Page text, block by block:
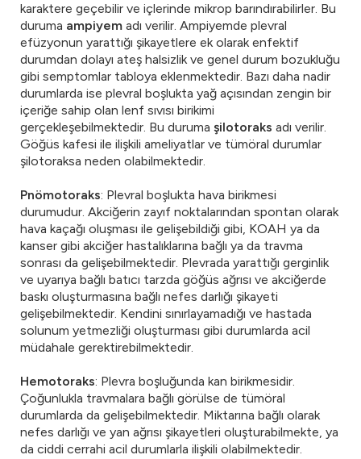
karaktere geçebilir ve içlerinde mikrop barındırabilirler. Bu
duruma ampiyem adı verilir. Ampiyemde plevral
efüzyonun yarattığı şikayetlere ek olarak enfektif
durumdan dolayı ateş halsizlik ve genel durum bozukluğu
gibi semptomlar tabloya eklenmektedir. Bazı daha nadir
durumlarda ise plevral boşlukta yağ açısından zengin bir
içeriğe sahip olan lenf sıvısı birikimi
gerçekleşebilmektedir. Bu duruma şilotoraks adı verilir.
Göğüs kafesi ile ilişkili ameliyatlar ve tümöral durumlar
şilotoraksa neden olabilmektedir.
Pnömotoraks: Plevral boşlukta hava birikmesi
durumudur. Akciğerin zayıf noktalarından spontan olarak
hava kaçağı oluşması ile gelişebildiği gibi, KOAH ya da
kanser gibi akciğer hastalıklarına bağlı ya da travma
sonrası da gelişebilmektedir. Plevrada yarattığı gerginlik
ve uyarıya bağlı batıcı tarzda göğüs ağrısı ve akciğerde
baskı oluşturmasına bağlı nefes darlığı şikayeti
gelişebilmektedir. Kendini sınırlayamadığı ve hastada
solunum yetmezliği oluşturması gibi durumlarda acil
müdahale gerektirebilmektedir.
Hemotoraks: Plevra boşluğunda kan birikmesidir.
Çoğunlukla travmalara bağlı görülse de tümöral
durumlarda da gelişebilmektedir. Miktarına bağlı olarak
nefes darlığı ve yan ağrısı şikayetleri oluşturabilmekte, ya
da ciddi cerrahi acil durumlarla ilişkili olabilmektedir.